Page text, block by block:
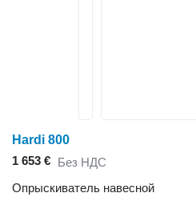
Hardi 800
1 653 € Без НДС
Опрыскиватель навесной